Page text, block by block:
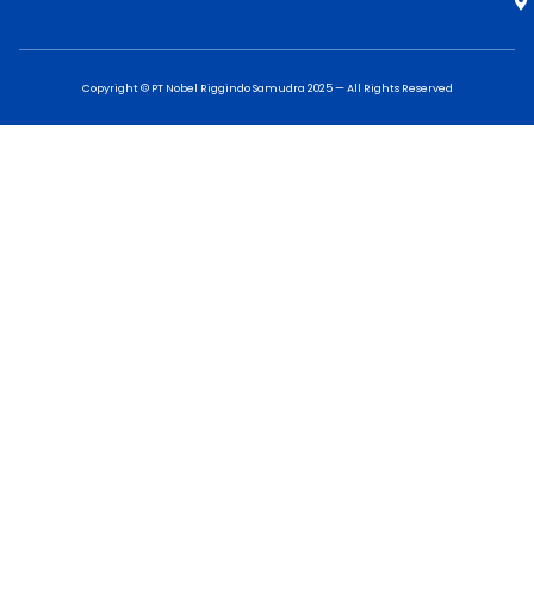
Copyright © PT Nobel Riggindo Samudra 2025 — All Rights Reserved